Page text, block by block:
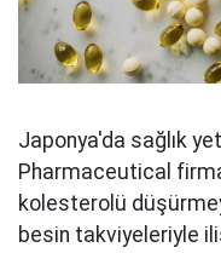
Japonya'da sağlık
Pharmaceutical
kolesterolü
besin takviyeleriyle